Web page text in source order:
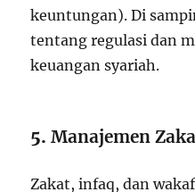
keuntungan). Di
tentang regulasi dan
keuangan syariah.
5.Manajemen
Zakat, infaq, dan